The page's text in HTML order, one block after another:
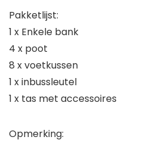
Pakketlijst:
1 x Enkele bank
4 x poot
8 x voetkussen
1 x inbussleutel
1 x tas met accessoires
Opmerking: